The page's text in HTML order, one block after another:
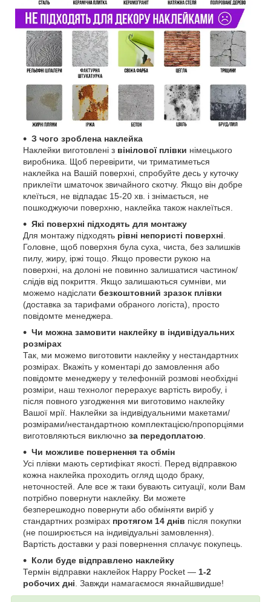
З чого зроблена наклейка
Наклейки виготовлені з вінілової плівки німецького
виробника. Щоб перевірити, чи триматиметься
наклейка на Вашій поверхні, спробуйте десь у куточку
приклеїти шматочок звичайного скотчу. Якщо він добре
клеїться, не відпадає 15-20 хв. і знімається, не
пошкоджуючи поверхню, наклейка також наклеїться.
Які поверхні підходять для монтажу
Для монтажу підходять рівні непористі поверхні
Головне, щоб поверхня була суха, чиста, без залишків
пилу, жиру, іржі тощо. Якщо провести рукою на
поверхні, на долоні не повинно залишатися частинок/
слідів від покриття. Якщо залишаються сумніви, ми
можемо надіслати безкоштовний зразок плівки
(доставка за тарифами обраного логіста), просто
повідомте менеджера.
Чи можна замовити наклейку в індивідуальних
розмірах
Так, ми можемо виготовити наклейку у нестандартних
розмірах. Вкажіть у коментарі до замовлення або
повідомте менеджеру у телефонній розмові необхідні
розміри, наш технолог перерахує вартість виробу, і
після повного узгодження ми виготовимо наклейку
Вашої мрії. Наклейки за індивідуальними макетами/
розмірами/нестандартною комплектацією/пропорціями
виготовляються виключно за передоплатою
Чи можливе повернення та обмін
Усі плівки мають сертифікат якості. Перед відправкою
кожна наклейка проходить огляд щодо браку,
неточностей. Але все ж таки бувають ситуації, коли Вам
потрібно повернути наклейку. Ви можете
безперешкодно повернути або обміняти виріб у
стандартних розмірах протягом 14 днів після покупки
(не поширюється на індивідуальні замовлення).
Вартість доставки у разі повернення сплачує покупець.
Коли буде відправлено наклейку
Термін відправки наклейок Happy Pocket — 1-2
робочих дні . Завжди намагаємося якнайшвидше!